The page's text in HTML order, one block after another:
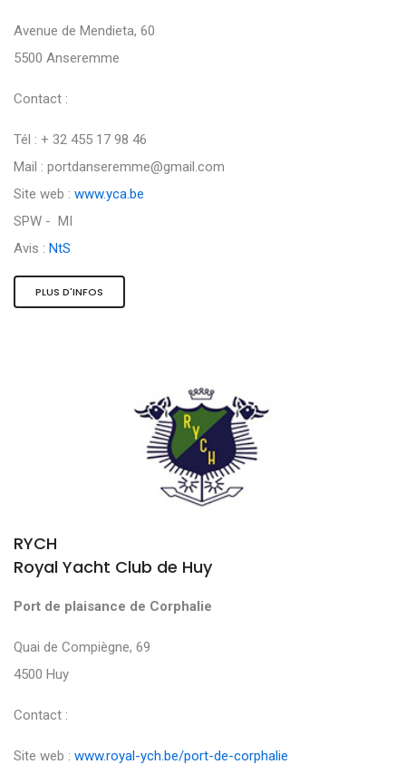
Avenue de Mendieta, 60
5500 Anseremme
Contact :
Tél : + 32 455 17 98 46
Mail : portdanseremme@gmail.com
Site web : www.yca.be
SPW - MI
Avis : NtS
PLUS D'INFOS
RYCH
Royal Yacht Club de Huy
Port de plaisance de Corphalie
Quai de Compiègne, 69
4500 Huy
Contact :
Site web : www.royal-ych.be/port-de-corphalie